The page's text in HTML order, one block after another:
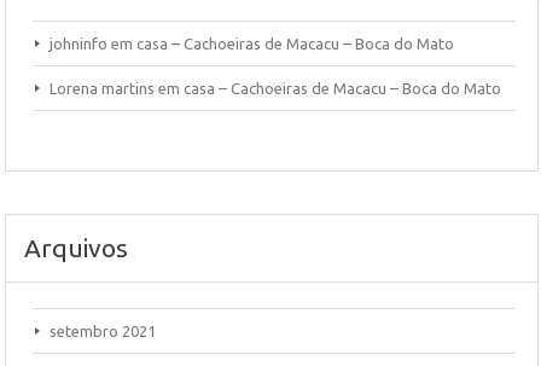
johninfo em casa – Cachoeiras de Macacu – Boca do Mato
Lorena martins em casa – Cachoeiras de Macacu – Boca do Mato
Arquivos
setembro 2021